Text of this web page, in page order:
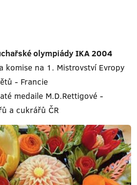
olympiády IKA 2004
komise na 1. Mistrovství Evropy
- Francie
medaile M.D.Rettigové -
a cukrářů ČR